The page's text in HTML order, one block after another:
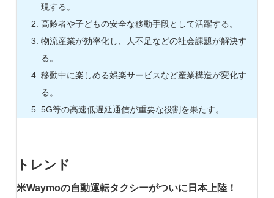
現する。
高齢者や子どもの安全な移動手段として活躍する。
物流産業が効率化し、人不足などの社会課題が解決す
る。
移動中に楽しめる娯楽サービスなど産業構造が変化す
る。
5G等の高速低遅延通信が重要な役割を果たす。
トレンド
米Waymoの自動運転タクシーがついに日本上陸！